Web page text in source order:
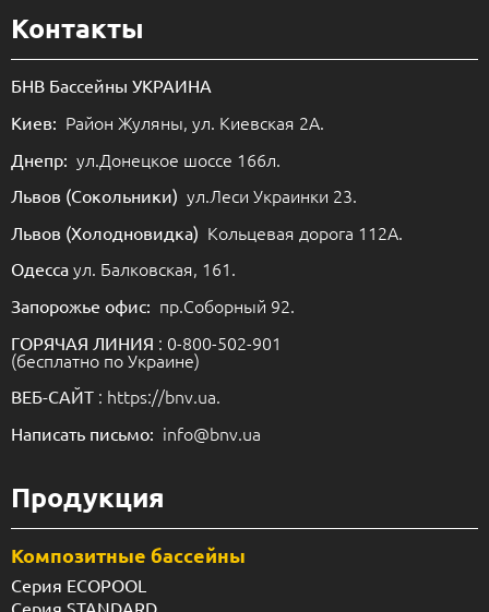
Контакты
БНВ Бассейны УКРАИНА
Киев: Район Жуляны, ул. Киевская 2А.
Днепр: ул.Донецкое шоссе 166л.
Львов (Сокольники) ул.Леси Украинки 23.
Львов (Холодновидка) Кольцевая дорога 112А.
Одесса ул. Балковская, 161.
Запорожье офис: пр.Соборный 92.
ГОРЯЧАЯ ЛИНИЯ : 0-800-502-901
(бесплатно по Украине)
ВЕБ-САЙТ : https://bnv.ua.
Написать письмо: info@bnv.ua
Продукция
Композитные бассейны
Серия ECOPOOL